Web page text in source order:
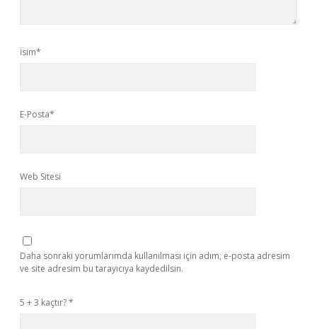
İsim*
E-Posta*
Web Sitesi
Daha sonraki yorumlarımda kullanılması için adım, e-posta adresim
ve site adresim bu tarayıcıya kaydedilsin.
5 + 3 kaçtır?*